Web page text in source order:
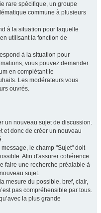
rare spécifique, un groupe
commune à plusieurs
à la situation pour laquelle
utilisant la fonction de
à la situation pour
vous pouvez demander
en complétant le
Les modérateurs vous
ouvrés.
un nouveau sujet de discussion.
et donc de créer un nouveau
message, le champ "Sujet" doit
Afin d'assurer cohérence
faire une recherche préalable à
sujet.
mesure du possible, bref, clair,
pas compréhensible par tous.
la plus grande